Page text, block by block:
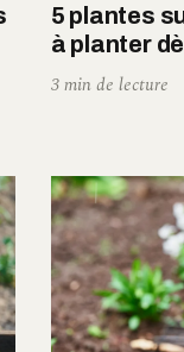
5 plantes
à planter
3 min de lecture